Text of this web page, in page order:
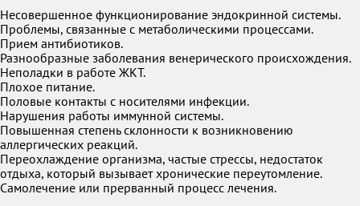
Несовершенное функционирование эндокринной системы.
Проблемы, связанные с метаболическими процессами.
Прием антибиотиков.
Разнообразные заболевания венерического происхождения.
Неполадки в работе ЖКТ.
Плохое питание.
Половые контакты с носителями инфекции.
Нарушения работы иммунной системы.
Повышенная степень склонности к возникновению
аллергических реакций.
Переохлаждение организма, частые стрессы, недостаток
отдыха, который вызывает хронические переутомление.
Самолечение или прерванный процесс лечения.